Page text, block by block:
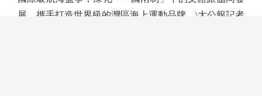
展，攜手打造世界級的灣區海上運動品牌。\大公報記者